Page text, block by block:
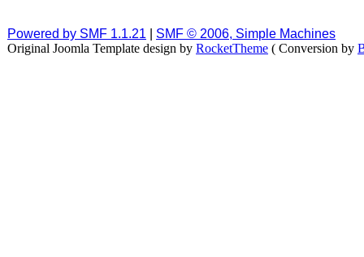
Powered by SMF 1.1.21
SMF © 2006, Simple Machines
Original Joomla Template design by RocketTheme ( Conversion by